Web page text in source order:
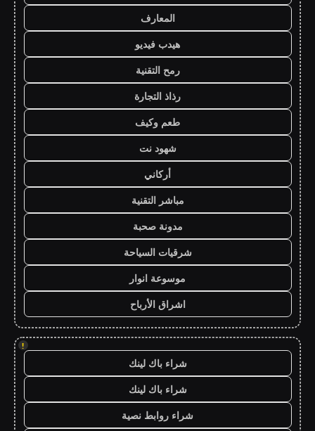
المعارف
هيدب فيديو
رمح التقنية
رذاذ التجارة
طعم وكيف
شهود نت
أركاني
مباشر التقنية
مدونة صحبة
شرقيات السياحة
موسوعة انوار
اشراق الأرباح
!
شراء باك لينك
شراء باك لينك
شراء روابط نصية